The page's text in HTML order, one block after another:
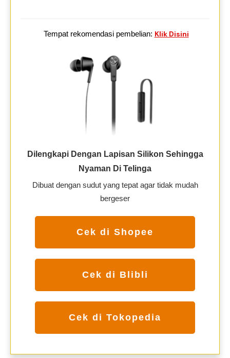
Tempat rekomendasi pembelian: Klik Disini
Dilengkapi Dengan Lapisan Silikon Sehingga
Nyaman Di Telinga
Dibuat dengan sudut yang tepat agar tidak mudah
bergeser
Cek di Shopee
Cek di Blibli
Cek di Tokopedia